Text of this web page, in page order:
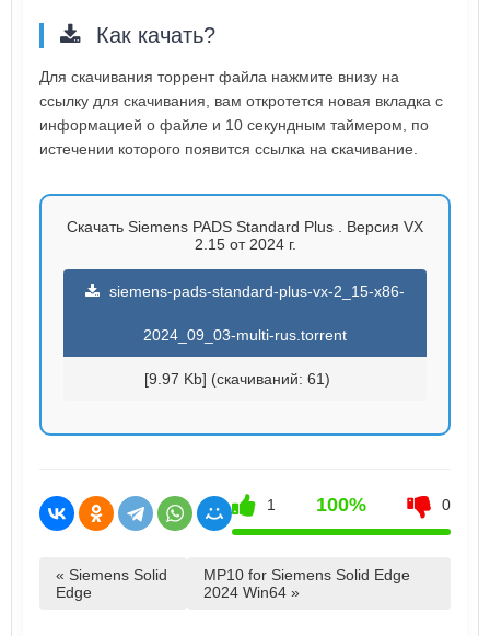
Как качать?
Для скачивания торрент файла нажмите внизу на
ссылку для скачивания, вам откротется новая вкладка с
информацией о файле и 10 секундным таймером, по
истечении которого появится ссылка на скачивание.
Скачать Siemens PADS Standard Plus . Версия VX
2.15 от 2024 г.
siemens-pads-standard-plus-vx-2_15-x86-
2024_09_03-multi-rus.torrent
[9.97 Kb] (cкачиваний: 61)
1 100% 0
« Siemens Solid
Edge
MP10 for Siemens Solid Edge
2024 Win64 »